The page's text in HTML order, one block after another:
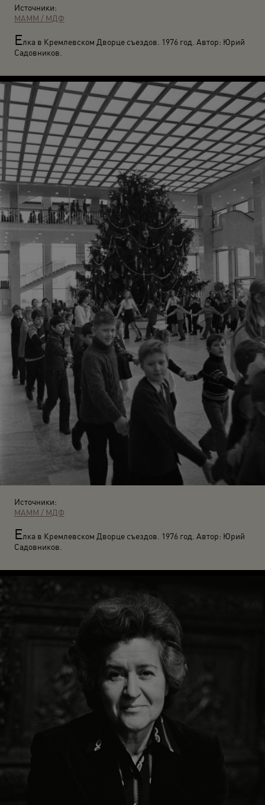
Источники:
МАММ / МДФ
Елка в Кремлевском Дворце съездов. 1976 год. Автор: Юрий
Садовников.
Источники:
МАММ / МДФ
Елка в Кремлевском Дворце съездов. 1976 год. Автор: Юрий
Садовников.